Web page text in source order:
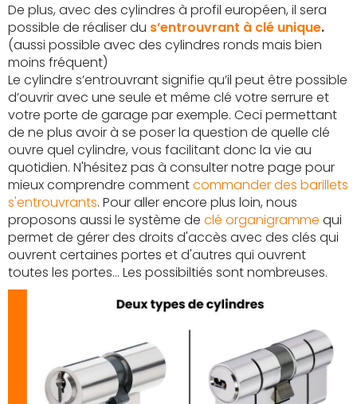
De plus, avec des cylindres à profil européen, il sera
possible de réaliser du s’entrouvrant à clé unique.
(aussi possible avec des cylindres ronds mais bien
moins fréquent)
Le cylindre s’entrouvrant signifie qu’il peut être possible
d’ouvrir avec une seule et même clé votre serrure et
votre porte de garage par exemple. Ceci permettant
de ne plus avoir à se poser la question de quelle clé
ouvre quel cylindre, vous facilitant donc la vie au
quotidien. N'hésitez pas à consulter notre page pour
mieux comprendre commentcommander des barillets
s'entrouvrants. Pour aller encore plus loin, nous
proposons aussi le système de clé organigramme qui
permet de gérer des droits d'accès avec des clés qui
ouvrent certaines portes et d'autres qui ouvrent
toutes les portes... Les possibiltiés sont nombreuses.